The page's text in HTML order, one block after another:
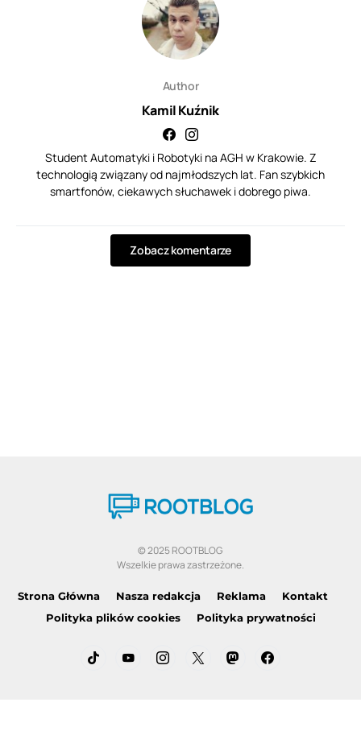
Author
Kamil Kuźnik
Student Automatyki i Robotyki na AGH w Krakowie. Z
technologią związany od najmłodszych lat. Fan szybkich
smartfonów, ciekawych słuchawek i dobrego piwa.
Zobacz komentarze
© 2025 ROOTBLOG
Wszelkie prawa zastrzeżone.
Strona Główna Nasza redakcja Reklama
Kontakt
Polityka plików cookies
Polityka prywatności